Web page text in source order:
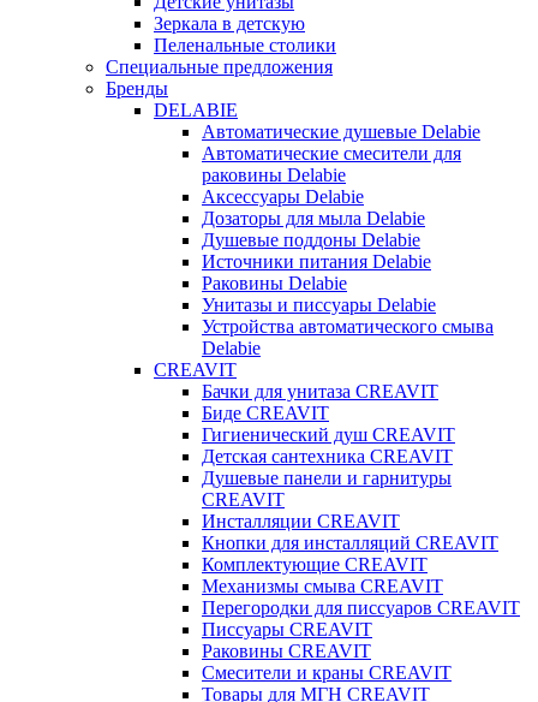
Зеркала в детскую
Пеленальные столики
Специальные предложения
Бренды
DELABIE
Автоматические душевые Delabie
Автоматические смесители для
раковины Delabie
Аксессуары Delabie
Дозаторы для мыла Delabie
Душевые поддоны Delabie
Источники питания Delabie
Раковины Delabie
Унитазы и писсуары Delabie
Устройства автоматического смыва
Delabie
CREAVIT
Бачки для унитаза CREAVIT
Биде CREAVIT
Гигиенический душ CREAVIT
Детская сантехника CREAVIT
Душевые панели и гарнитуры
CREAVIT
Инсталляции CREAVIT
Кнопки для инсталляций CREAVIT
Комплектующие CREAVIT
Механизмы смыва CREAVIT
Перегородки для писсуаров CREAVIT
Писсуары CREAVIT
Раковины CREAVIT
Смесители и краны CREAVIT
Товары для МГН CREAVIT